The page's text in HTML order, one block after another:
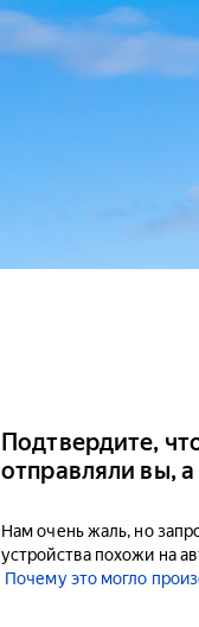
Подтвердите,
отправляли вы,
Нам очень жаль, но
устройства похожи на
Почему это могло